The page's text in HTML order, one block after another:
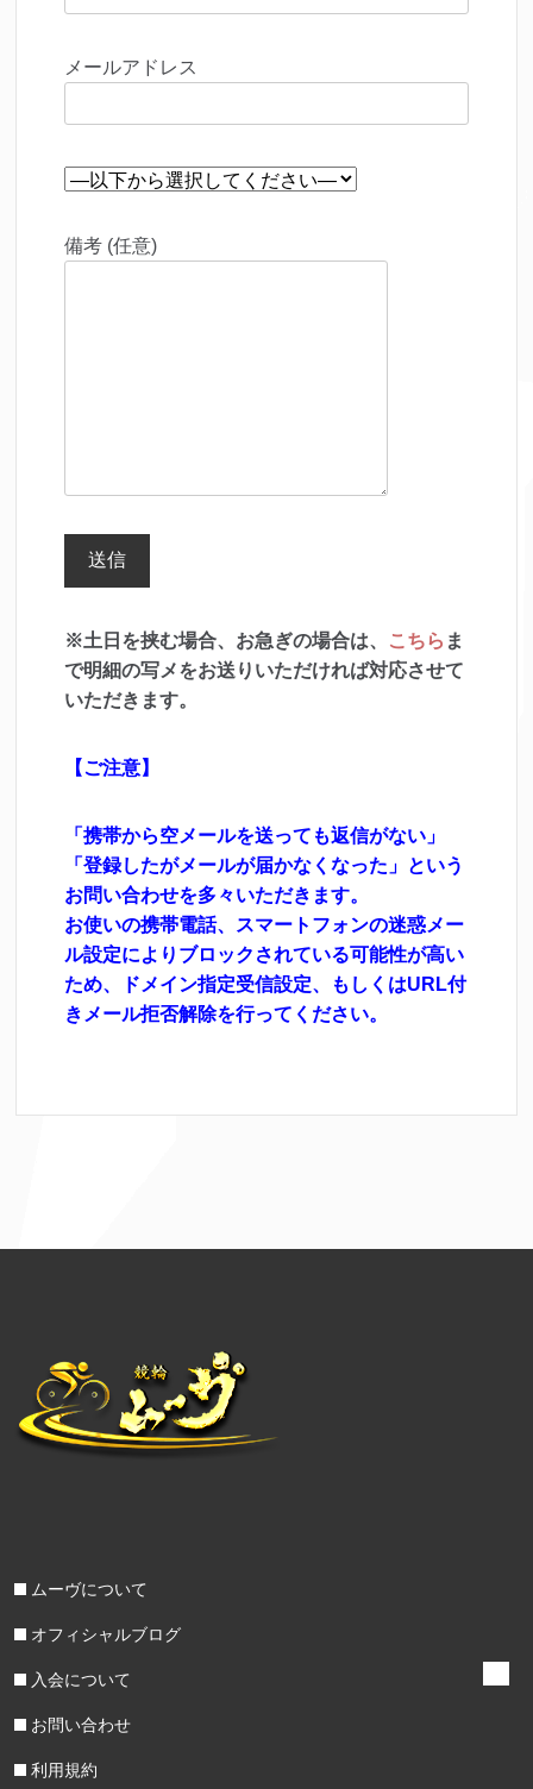
メールアドレス
備考 (任意)
※土日を挟む場合、お急ぎの場合は、 こちら ま
で明細の写メをお送りいただければ対応させて
いただきます。
【ご注意】
「携帯から空メールを送っても返信がない」
「登録したがメールが届かなくなった」という
お問い合わせを多々いただきます。
お使いの携帯電話、スマートフォンの迷惑メー
ル設定によりブロックされている可能性が高い
ため、ドメイン指定受信設定、もしくはURL付
きメール拒否解除を行ってください。
ムーヴについて
オフィシャルブログ
入会について
お問い合わせ
利用規約